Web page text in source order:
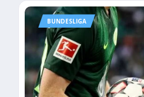
BUNDESLIGA